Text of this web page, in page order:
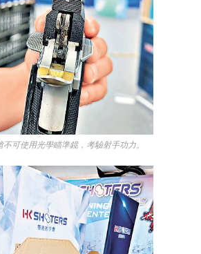
可使用光學瞄準鏡，考驗射手功力。